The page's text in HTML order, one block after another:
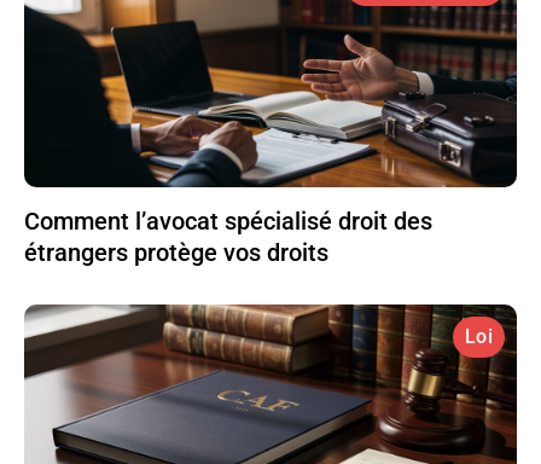
Comment l’avocat spécialisé droit des
étrangers protège vos droits
Loi